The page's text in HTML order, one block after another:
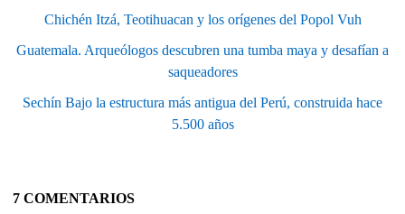
Chichén Itzá, Teotihuacan y los orígenes del Popol Vuh
Guatemala. Arqueólogos descubren una tumba maya y desafían a
saqueadores
Sechín Bajo la estructura más antigua del Perú, construida hace
5.500 años
7 COMENTARIOS